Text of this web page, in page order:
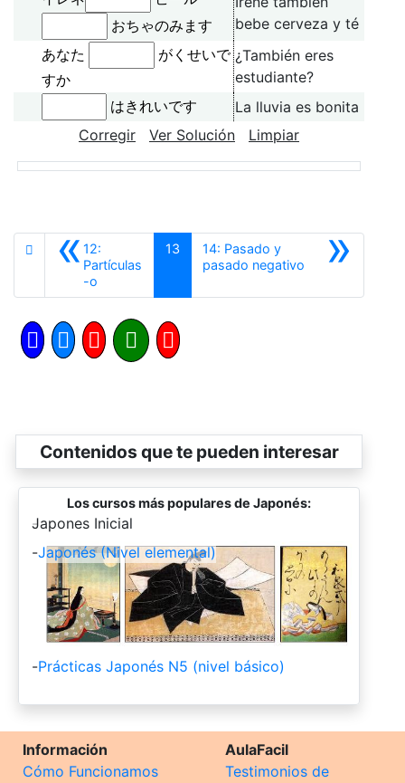
おちゃのみます
bebe cerveza y té
あなた
がくせいで
すか
¿También eres
estudiante?
はきれいです
La lluvia es bonita
Corregir
Ver Solución Limpiar
«12:
Partículas
-o
13 »
14: Pasado y
pasado negativoSiguiente
Contenidos que te pueden interesar
Los cursos más populares de Japonés:
-
Japones Inicial
-Japonés (Nivel elemental)
-Prácticas Japonés N5 (nivel básico)
Información
Cómo Funcionamos
AulaFacil
Testimonios de